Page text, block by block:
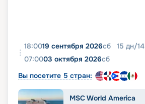
18:0019 сентября 2026сб 15 дн/14
07:0003 октября 2026сб
Вы посетите 5 стран:
MSC World America